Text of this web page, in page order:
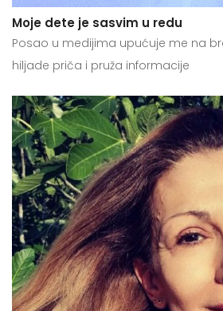
Moje dete je sasvim u redu
Posao u medijima upućuje me na
hiljade priča i pruža informacije